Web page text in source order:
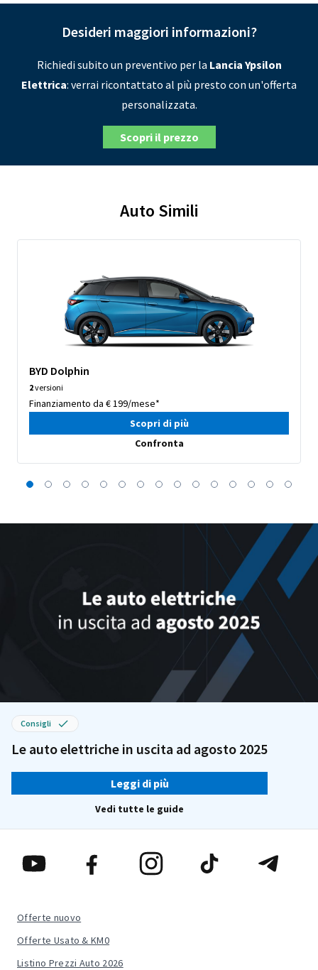
Desideri maggiori informazioni?
Richiedi subito un preventivo per la Lancia Ypsilon
Elettrica: verrai ricontattato al più presto con un'offerta
personalizzata.
Scopri il prezzo
Auto Simili
BYD Dolphin
2versioni
Finanziamento da € 199/mese*
Scopri di più
Confronta
Consigli
Le auto elettriche in uscita ad agosto 2025
Leggi di più
Vedi tutte le guide
Offerte nuovo
Offerte Usato & KM0
Listino Prezzi Auto 2026